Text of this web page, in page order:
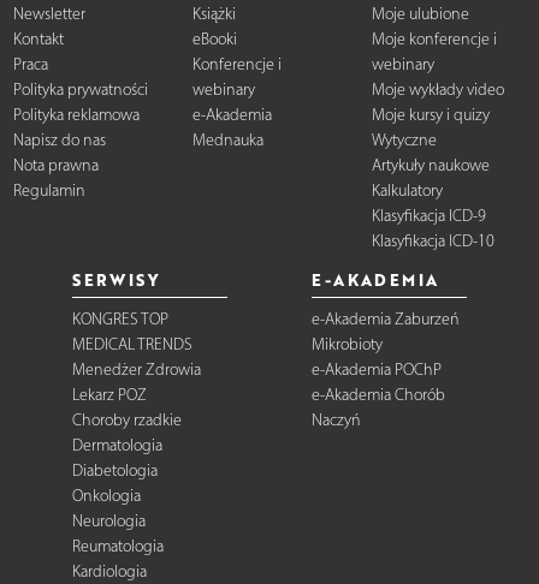
Newsletter
Kontakt
Praca
Polityka prywatności
Polityka reklamowa
Napisz do nas
Nota prawna
Regulamin
Książki
eBooki
Konferencje i
webinary
e-Akademia
Mednauka
Moje ulubione
Moje konferencje i
webinary
Moje wykłady video
Moje kursy i quizy
Wytyczne
Artykuły naukowe
Kalkulatory
Klasyfikacja ICD-9
Klasyfikacja ICD-10
SERWISY
KONGRES TOP
MEDICAL TRENDS
Menedżer Zdrowia
Lekarz POZ
Choroby rzadkie
Dermatologia
Diabetologia
Onkologia
Neurologia
Reumatologia
Kardiologia
E-AKADEMIA
e-Akademia Zaburzeń
Mikrobioty
e-Akademia POChP
e-Akademia Chorób
Naczyń